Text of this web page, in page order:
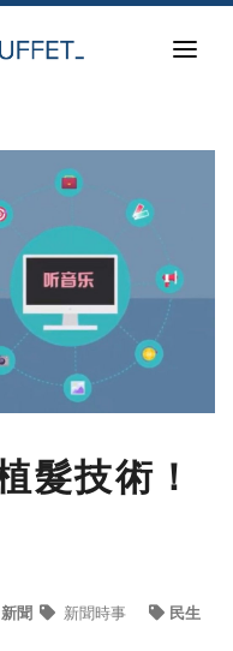
髮技術！
新聞 新聞時事 民生